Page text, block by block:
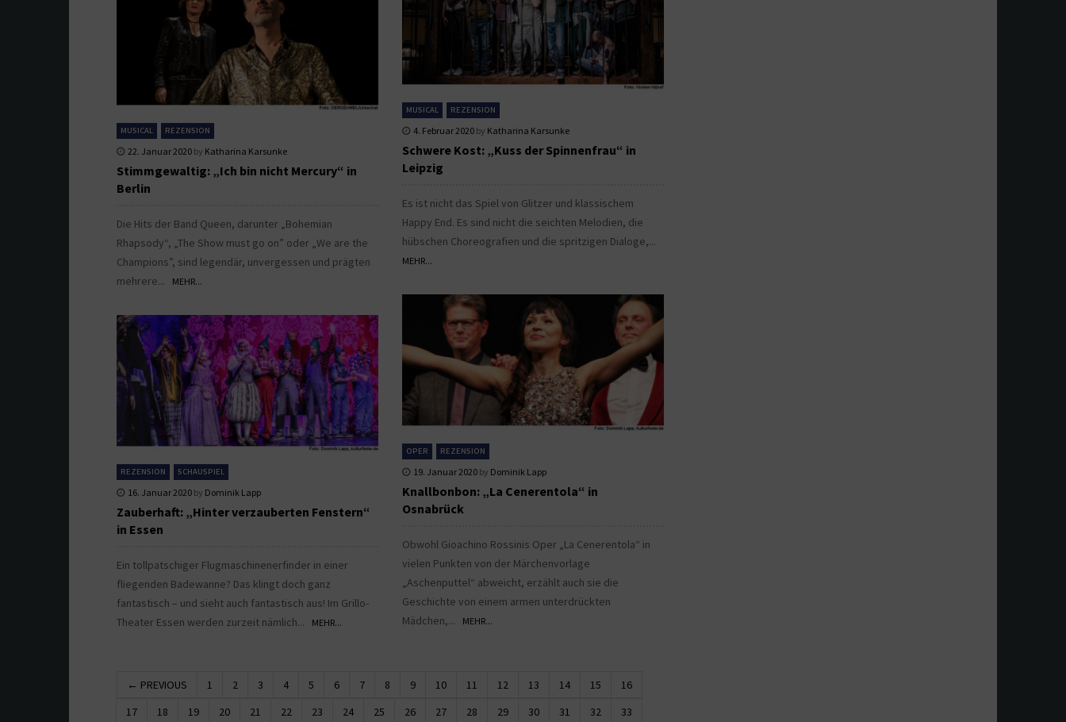
MUSICAL REZENSION
4. Februar 2020 by Katharina Karsunke
Schwere Kost: „Kuss der Spinnenfrau“ in
Leipzig
Es ist nicht das Spiel von Glitzer und klassischem
Happy End. Es sind nicht die seichten Melodien, die
hübschen Choreografien und die spritzigen Dialoge,...
MEHR...
MUSICAL REZENSION
22. Januar 2020 by Katharina Karsunke
Stimmgewaltig: „Ich bin nicht Mercury“ in
Berlin
Die Hits der Band Queen, darunter „Bohemian
Rhapsody“, „The Show must go on” oder „We are the
Champions”, sind legendär, unvergessen und prägten
mehrere...
MEHR...
OPER REZENSION
19. Januar 2020 by Dominik Lapp
Knallbonbon: „La Cenerentola“ in
Osnabrück
Obwohl Gioachino Rossinis Oper „La Cenerentola“ in
vielen Punkten von der Märchenvorlage
„Aschenputtel“ abweicht, erzählt auch sie die
Geschichte von einem armen unterdrückten
Mädchen,...
MEHR...
REZENSION SCHAUSPIEL
16. Januar 2020 by Dominik Lapp
Zauberhaft: „Hinter verzauberten Fenstern“
in Essen
Ein tollpatschiger Flugmaschinenerfinder in einer
fliegenden Badewanne? Das klingt doch ganz
fantastisch – und sieht auch fantastisch aus! Im Grillo-
Theater Essen werden zurzeit nämlich...
MEHR...
← PREVIOUS 1 2 3 4 5 6 7 8 9 10 11 12 13 14 15
16
17
18 19 20 21 22 23 24 25 26 27 28 29 30 31 32 33